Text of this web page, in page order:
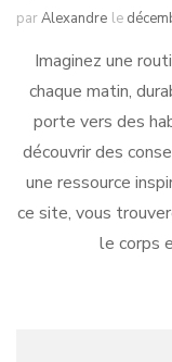
parAlexandre le
Imaginez une
chaque matin,
porte vers des
découvrir des
une ressource
ce site, vous
le corps